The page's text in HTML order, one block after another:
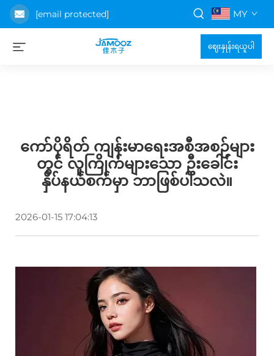
[email protected] MY
ဈေးနှုန်းရယူပါ
ကော်ပိုရိတ် ကျန်းမာရေးအစီအစဉ်များ
တွင် လူကြိုက်များသော ဦးခေါင်း
နှိပ်နယ်စက်မှာ ဘာဖြစ်ပါသလဲ။
2026-01-15 17:04:13